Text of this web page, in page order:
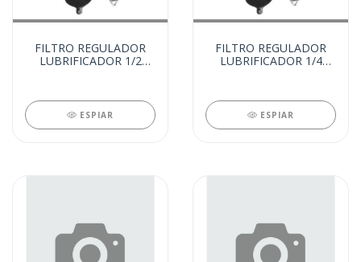
FILTRO REGULADOR
LUBRIFICADOR 1/2
ESPIAR
FILTRO REGULADOR
LUBRIFICADOR 1/4
ESPIAR